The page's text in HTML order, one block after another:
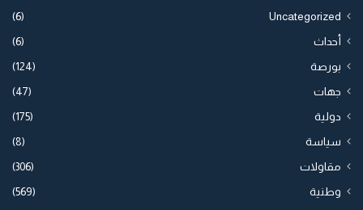
Uncategorized
(6)
أحداث (6)
بورصة (124)
جهات (47)
دولية (175)
سياسة (8)
مقاولات (306)
وطنية (569)